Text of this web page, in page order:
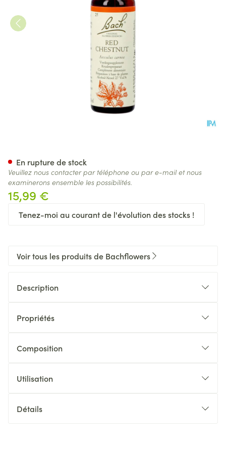
15,99 €
Tenez-moi au courant de l'évolution des stocks !
En rupture de stock
Veuillez nous contacter par téléphone ou par e-mail et nous
examinerons ensemble les possibilités.
Voir tous les produits de Bachflowers
Description
Propriétés
Composition
Utilisation
Détails